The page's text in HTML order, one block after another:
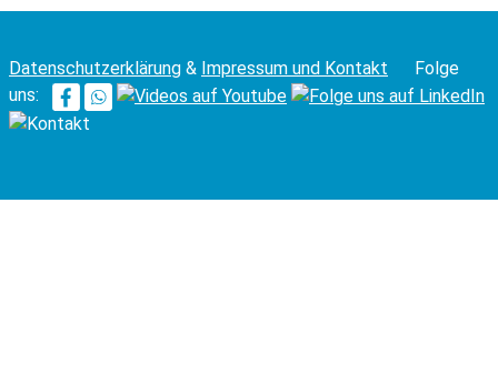
Datenschutzerklärung & Impressum und Kontakt Folge
uns: